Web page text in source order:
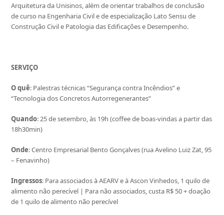
Arquitetura da Unisinos, além de orientar trabalhos de conclusão
de curso na Engenharia Civil e de especialização Lato Sensu de
Construção Civil e Patologia das Edificações e Desempenho.
SERVIÇO
O quê: Palestras técnicas “Segurança contra Incêndios” e
“Tecnologia dos Concretos Autorregenerantes”
Quando: 25 de setembro, às 19h (coffee de boas-vindas a partir das
18h30min)
Onde: Centro Empresarial Bento Gonçalves (rua Avelino Luiz Zat, 95
– Fenavinho)
Ingressos: Para associados à AEARV e à Ascon Vinhedos, 1 quilo de
alimento não perecível | Para não associados, custa R$ 50 + doação
de 1 quilo de alimento não perecível